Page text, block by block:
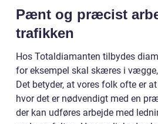
Pænt og præcist
trafikken
Hos Totaldiamanten tilbydes
for eksempel skal skæres i
Det betyder, at vores folk ofte er
hvor det er nødvendigt med en
der kan udføres arbejde med